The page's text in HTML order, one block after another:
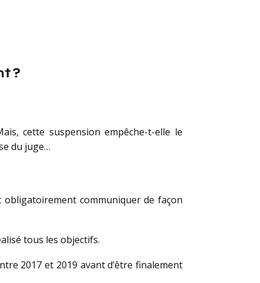
?
cette suspension empêche-t-elle le
du juge…
obligatoirement communiquer de façon
tous les objectifs.
2017 et 2019 avant d’être finalement